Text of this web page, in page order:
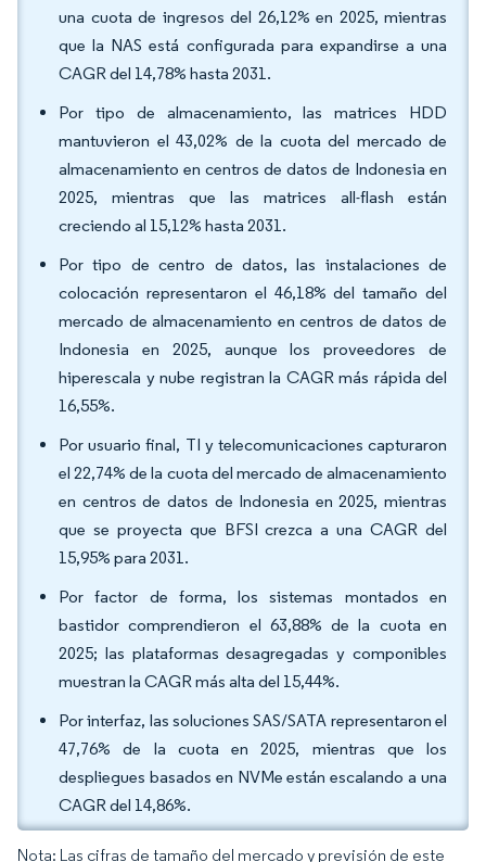
una cuota de ingresos del 26,12% en 2025, mientras
que la NAS está configurada para expandirse a una
CAGR del 14,78% hasta 2031.
Por tipo de almacenamiento, las matrices HDD
mantuvieron el 43,02% de la cuota del mercado de
almacenamiento en centros de datos de Indonesia en
2025, mientras que las matrices all-flash están
creciendo al 15,12% hasta 2031.
Por tipo de centro de datos, las instalaciones de
colocación representaron el 46,18% del tamaño del
mercado de almacenamiento en centros de datos de
Indonesia en 2025, aunque los proveedores de
hiperescala y nube registran la CAGR más rápida del
16,55%.
Por usuario final, TI y telecomunicaciones capturaron
el 22,74% de la cuota del mercado de almacenamiento
en centros de datos de Indonesia en 2025, mientras
que se proyecta que BFSI crezca a una CAGR del
15,95% para 2031.
Por factor de forma, los sistemas montados en
bastidor comprendieron el 63,88% de la cuota en
2025; las plataformas desagregadas y componibles
muestran la CAGR más alta del 15,44%.
Por interfaz, las soluciones SAS/SATA representaron el
47,76% de la cuota en 2025, mientras que los
despliegues basados en NVMe están escalando a una
CAGR del 14,86%.
Nota: Las cifras de tamaño del mercado y previsión de este